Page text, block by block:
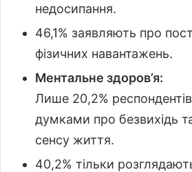
недосипання.
46,1% заявляють про
фізичних навантажень.
Ментальне здоров’я:
Лише 20,2%
думками про безвихідь та
сенсу життя.
40,2% тільки